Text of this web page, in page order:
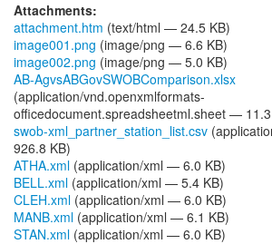
Attachments:
attachment.htm (text/html — 24.5 KB)
image001.png (image/png — 6.6 KB)
image002.png (image/png — 5.0 KB)
AB-AgvsABGovSWOBComparison.xlsx
(application/vnd.openxmlformats-
officedocument.spreadsheetml.sheet —
swob-xml_partner_station_list.csv
926.8 KB)
ATHA.xml (application/xml — 6.0 KB)
BELL.xml (application/xml — 5.4 KB)
CLEH.xml (application/xml — 6.0 KB)
MANB.xml (application/xml — 6.1 KB)
STAN.xml (application/xml — 6.0 KB)